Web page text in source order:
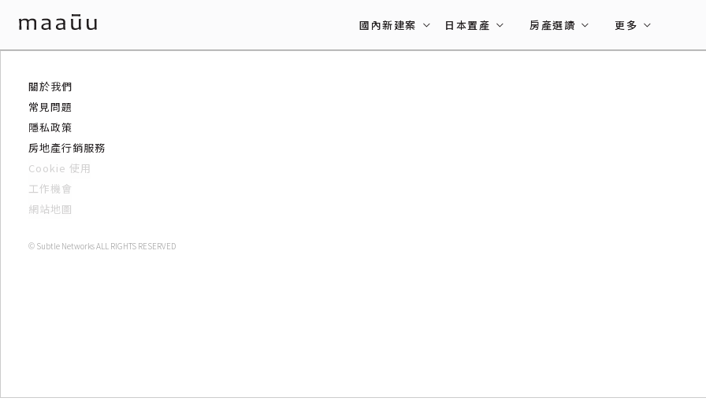
國內新建案 日本置產 房產選讀 更多
關於我們
常見問題
隱私政策
房地產行銷服務
Cookie 使用
工作機會
網站地圖
© Subtle Networks ALL RIGHTS RESERVED